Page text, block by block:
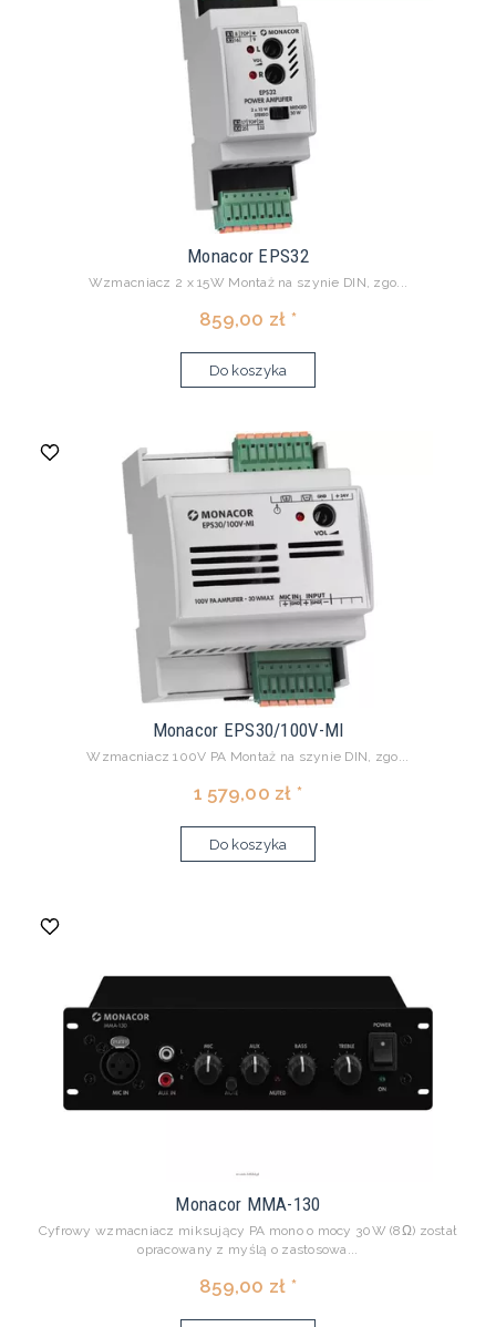
Monacor EPS32
Wzmacniacz 2 x 15W Montaż na szynie DIN, zgo...
859,00 zł *
Do koszyka
Monacor EPS30/100V-MI
Wzmacniacz 100V PA Montaż na szynie DIN, zgo...
1 579,00 zł *
Do koszyka
Monacor MMA-130
Cyfrowy wzmacniacz miksujący PA mono o mocy 30W (8Ω) został
opracowany z myślą o zastosowa...
859,00 zł *